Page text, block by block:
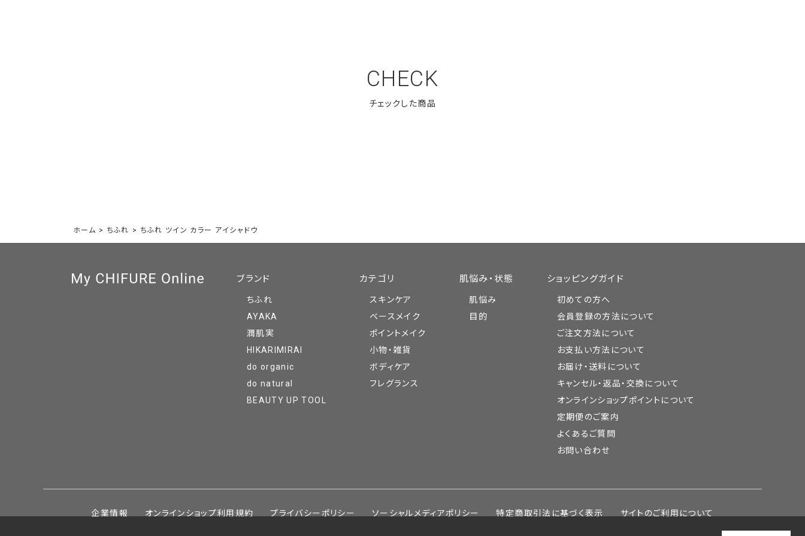
ホーム > ちふれ > ちふれ ツイン カラー アイシャドウ
CHECK
ブランド
ちふれ
AYAKA
潤肌実
HIKARIMIRAI
do organic
do natural
BEAUTY UP TOOL
カテゴリ
スキンケア
ベースメイク
ポイントメイク
小物・雑貨
ボディケア
フレグランス
肌悩み・状態
肌悩み
目的
ショッピングガイド
初めての方へ
会員登録の方法について
ご注文方法について
お支払い方法について
お届け・送料について
キャンセル・返品・交換について
オンラインショップポイントについて
定期便のご案内
よくあるご質問
お問い合わせ
企業情報 オンラインショップ利用規約 プライバシーポリシー ソーシャルメディアポリシー 特定商取引法に基づく表示 サイトのご利用について